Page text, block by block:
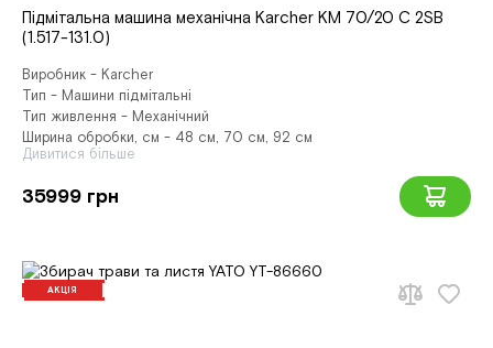
Підмітальна машина механічна Karcher KM 70/20 C 2SB
(1.517-131.0)
Виробник - Karcher
Тип - Машини підмітальні
Тип живлення - Механічний
Ширина обробки, см - 48 см, 70 см, 92 см
Дивитися більше
35999 грн
АКЦІЯ